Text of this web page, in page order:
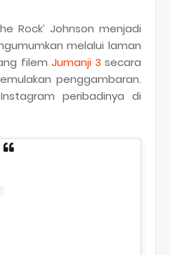
Rock’ Johnson menjadi
melalui laman
filem Jumanji 3 secara
penggambaran.
peribadinya di